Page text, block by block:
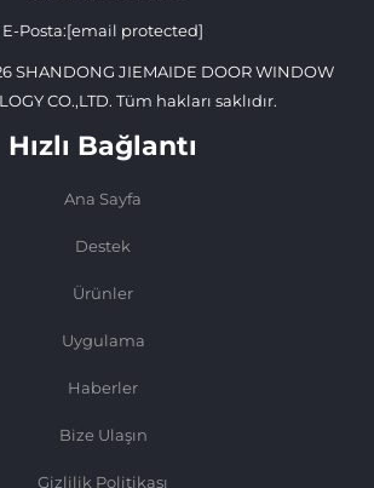
E-Posta:[email protected]
SHANDONG JIEMAIDE DOOR WINDOW
CO.,LTD. Tüm hakları saklıdır.
Hızlı Bağlantı
Ana Sayfa
Destek
Ürünler
Uygulama
Haberler
Bize Ulaşın
Gizlilik Politikası